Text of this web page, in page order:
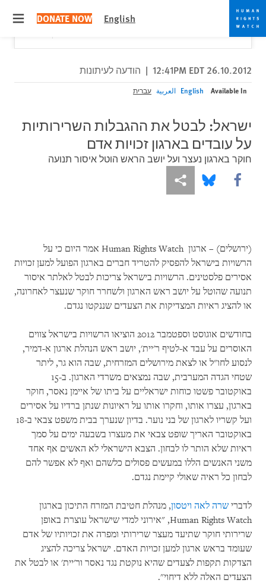
Skip
to
cookie
privacy
notice
Skip
to
main
content
English
DONATE NOW
Would you like to read this page in English?
Close
26.10.2012 12:41PM EDT
| הודעה לעיתונות
Available In
English العربية עברית
ישראל: לבטל את ההגבלות השרירותיות
על עובדים בארגון זכויות אדם
חוקר בארגון נעצר ועל יושב הראש הוטל איסור תנועה
Share this via Facebook
Share this via Bluesky
More sharing options
(ירושלים) – ארגוןHuman Rights Watch אמר היום כי על
הרשויות בישראל להפסיק להטריד חברים בארגון הפועל למען זכויות
אסירים פלסטינים. הרשויות בישראל צריכות לבטל לאלתר איסור
תנועה שהוטל על יושב ראש הארגון ולשחרר חוקר שנעצר לאחרונה,
או להציג ראיות המצדיקות את הצעדים שננקטו נגדם.
בחודשים אוגוסט וספטמבר 2012 הוציאו הרשויות בישראל צווים
האוסרים על עבד א-לטיף ר'יית', יושב ראש הנהלת ארגון א-דמיר,
לנסוע לחו"ל או לצאת מירושלים המזרחית, שבה הוא גר, ליתר
שטחי הגדה המערבית, שבה נמצאים משרדי הארגון. ב-15
באוקטובר פשטו כוחות ישראליים על ביתו של איימן נאסר, חוקר
בארגון, עצרו אותו, וחקרו אותו על ראיונות שנתן ברדיו על אסירים
ועל קשריו לארגון של בני נוער. בדיון שנערך בבית משפט צבאי ב-18
באוקטובר האריך שופט צבאי את מעצרו בשבעה ימים על סמך
ראיות שלא הותר לו לבחון. הצבא הישראלי לא האשים אף אחד
משני האנשים הללו במעשים פסולים כלשהם ואף לא אפשר להם
לבחון כל ראיה שאולי קיימת נגדם.
לדברי שרה לאה ויטסון, מנהלת חטיבת המזרח התיכון בארגון
Human Rights Watch, "אירוני למדי שישראל עוצרת באופן
שרירותי חוקר שתיעד מעצר שרירותי ומפרה את זכויותיו של אדם
שעומד בראש ארגון למען זכויות האדם. ישראל צריכה להציג
הצדקות תקפות לצעדים שהיא נוקטת נגד נאסר ור'יית' או לבטל את
הצעדים האלה ללא דיחוי".